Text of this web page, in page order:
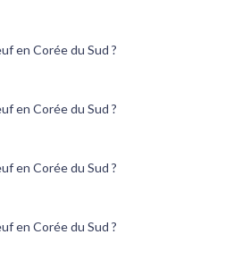
en Corée du Sud ?
en Corée du Sud ?
en Corée du Sud ?
en Corée du Sud ?